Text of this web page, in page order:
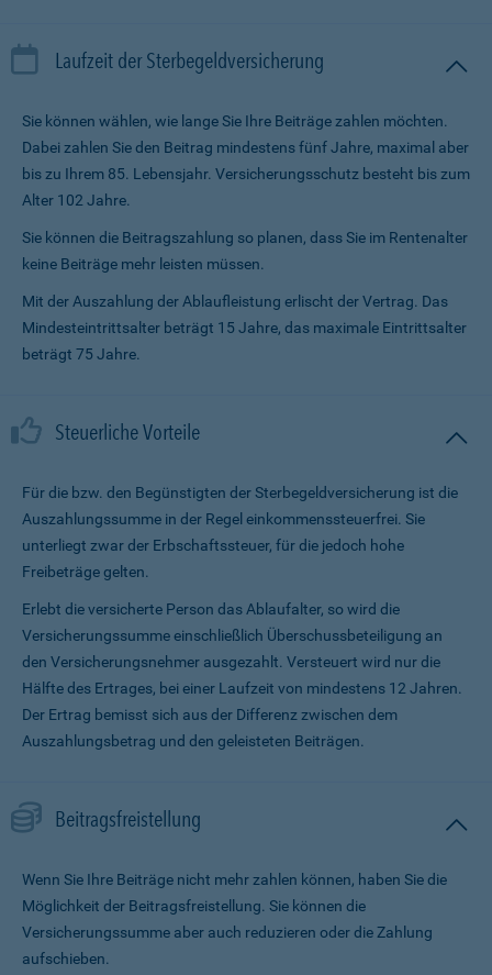
Laufzeit der Sterbegeldversicherung
Sie können wählen, wie lange Sie Ihre Beiträge zahlen möchten.
Dabei zahlen Sie den Beitrag mindestens fünf Jahre, maximal aber
bis zu Ihrem 85. Lebensjahr. Versicherungsschutz besteht bis zum
Alter 102 Jahre.
Sie können die Beitragszahlung so planen, dass Sie im Renten­alter
keine Beiträge mehr leisten müssen.
Mit der Auszahlung der Ablaufleistung erlischt der Vertrag. Das
Mindesteintrittsalter beträgt 15 Jahre, das maximale Eintrittsalter
beträgt 75 Jahre.
Steuerliche Vorteile
Für die bzw. den Begünstigten der Sterbegeldversicherung ist die
Auszahlungssumme in der Regel einkommenssteuerfrei. Sie
unterliegt zwar der Erbschaftssteuer, für die jedoch hohe
Freibeträge gelten.
Erlebt die versicherte Person das Ablaufalter, so wird die
Versicherungssumme ein­schließlich Überschussbeteiligung an
den Versicherungsnehmer ausgezahlt. Versteuert wird nur die
Hälfte des Ertrages, bei einer Laufzeit von mindestens 12 Jahren.
Der Ertrag bemisst sich aus der Differenz zwischen dem
Auszahlungsbetrag und den geleisteten Beiträgen.
Beitragsfreistellung
Wenn Sie Ihre Beiträge nicht mehr zahlen können, haben Sie die
Möglichkeit der Beitragsfreistellung. Sie können die
Versicherungssumme aber auch reduzieren oder die Zahlung
aufschieben.